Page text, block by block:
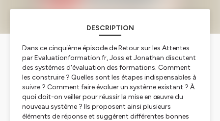
DESCRIPTION
Dans ce cinquième épisode de Retour sur les Attentes
par Evaluationformation.fr, Joss et Jonathan discutent
des systèmes d'évaluation des formations. Comment
les construire ? Quelles sont les étapes indispensables à
suivre ? Comment faire évoluer un système existant ? À
quoi doit-on veiller pour réussir la mise en œuvre du
nouveau système ? Ils proposent ainsi plusieurs
éléments de réponse et suggèrent différentes bonnes